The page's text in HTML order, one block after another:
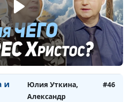
Юлия Уткина,
Александр Камнев,
пресвитер церкви
и Елена
Варнавская
#47
и
Юлия Уткина,
Александр
#46